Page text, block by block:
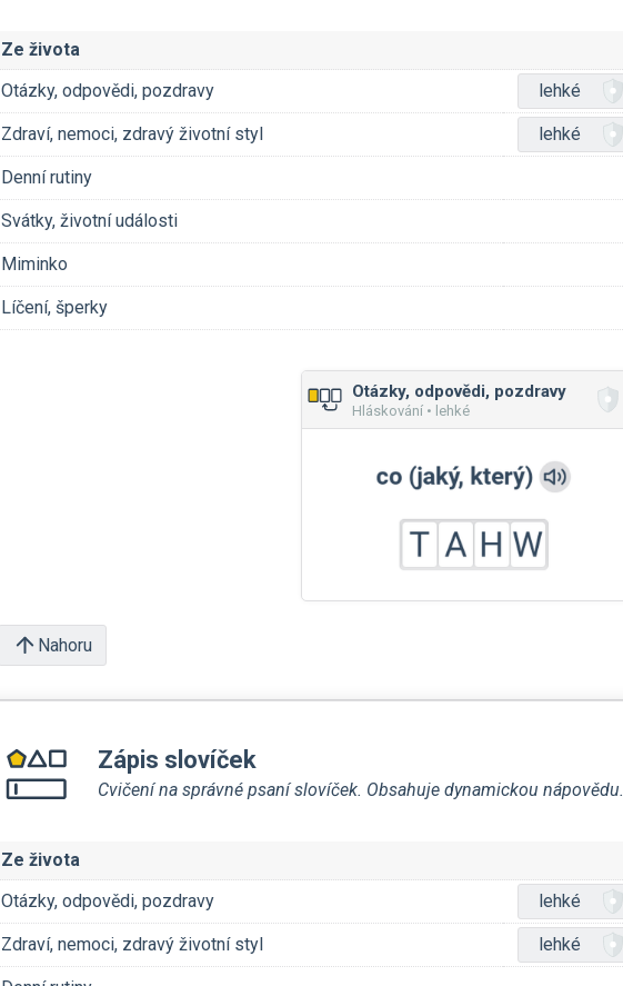
Ze života
Otázky, odpovědi, pozdravy
lehké
Zdraví, nemoci, zdravý životní styl lehké
Denní rutiny
Svátky, životní události
Miminko
Líčení, šperky
Otázky, odpovědi, pozdravy
Hláskování • lehké
Nahoru
Zápis slovíček
Cvičení na správné psaní slovíček. Obsahuje dynamickou nápovědu.
Ze života
Otázky, odpovědi, pozdravy
lehké
Zdraví, nemoci, zdravý životní styl lehké